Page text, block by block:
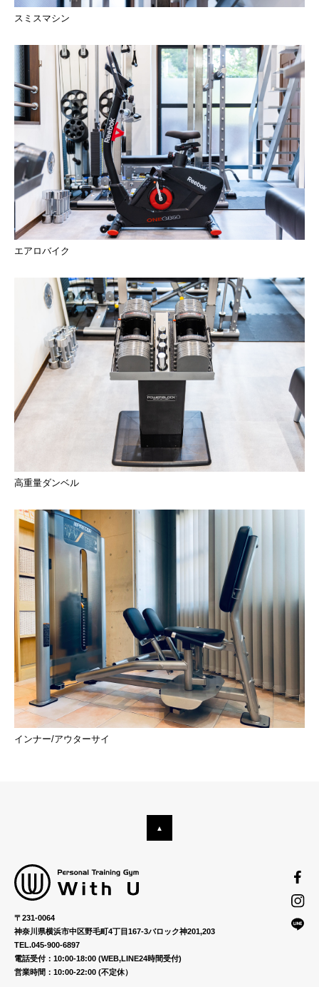
スミスマシン
エアロバイク
高重量ダンベル
インナー/アウターサイ
〒231-0064
神奈川県横浜市中区野毛町4丁目167-3バロック神201,203
TEL.045-900-6897
電話受付：10:00-18:00 (WEB,LINE24時間受付)
営業時間：10:00-22:00 (不定休）